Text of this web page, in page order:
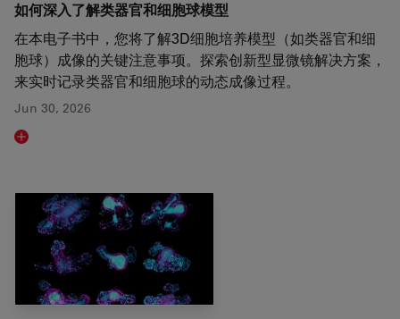
如何深入了解类器官和细胞球模型
在本电子书中，您将了解3D细胞培养模型（如类器官和细
胞球）成像的关键注意事项。探索创新型显微镜解决方案，
来实时记录类器官和细胞球的动态成像过程。
Jun 30, 2026
Read article